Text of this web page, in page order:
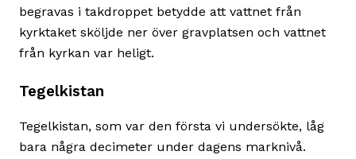
begravas i takdroppet betydde att vattnet från
kyrktaket sköljde ner över gravplatsen och vattnet
från kyrkan var heligt.
Tegelkistan
Tegelkistan, som var den första vi undersökte, låg
bara några decimeter under dagens marknivå.